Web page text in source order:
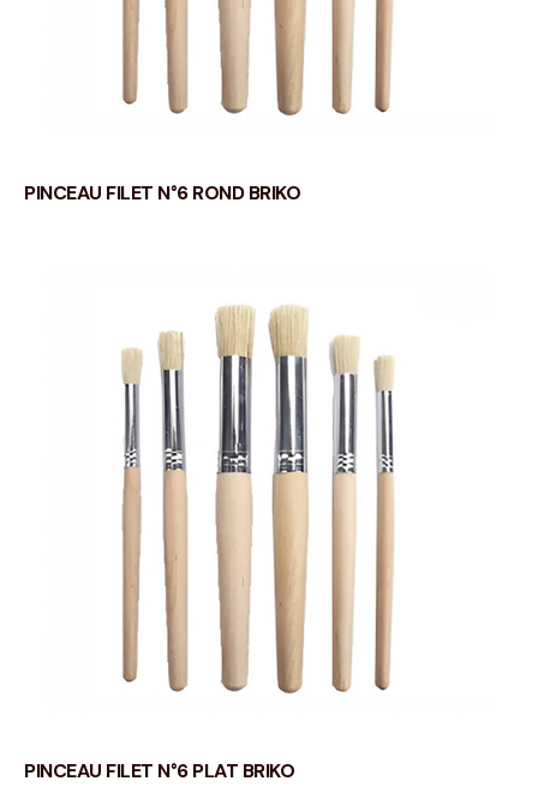
PINCEAU FILET N°6 ROND BRIKO
PINCEAU FILET N°6 PLAT BRIKO